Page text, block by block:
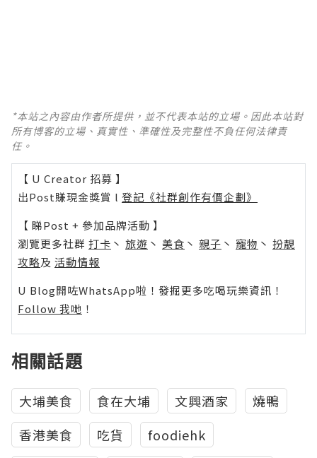
*本站之內容由作者所提供，並不代表本站的立場。因此本站對
所有博客的立場、真實性、準確性及完整性不負任何法律責
任。
【 U Creator 招募 】
出Post賺現金獎賞 l 登記《社群創作有價企劃》
【 睇Post + 參加品牌活動 】
瀏覽更多社群 打卡 丶 旅遊 丶 美食 丶 親子 丶 寵物 丶 扮靚
攻略及 活動情報
U Blog開咗WhatsApp啦！發掘更多吃喝玩樂資訊！
Follow 我哋 ！
相關話題
大埔美食 食在大埔 文興酒家
燒鴨
香港美食
吃貨
foodiehk